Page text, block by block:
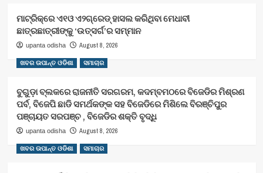
ମାଟ୍ରିକ୍‌ରେ ଏ୧ଓ ଏ୨ଗ୍ରେଡ୍‌ ହାସଲ କରିଥିବା ମେଧାବୀ
ଛାତ୍ରଛାତ୍ରୀଙ୍କୁ ‘ଉତ୍ସର୍ଗ’ର ସମ୍ମାନ
upanta odisha August 8, 2026
ଖବର ଉପାନ୍ତ ଓଡିଶା ସମାଚାର
ବୁଗୁଡ଼ା ବ୍ଲକରେ ରାଜନୀତି ସରଗରମ, କଦମ୍ବମଠରେ ବିଜେଡିର ମିଶ୍ରଣ
ପର୍ବ, ବିଜେପି ଛାଡି ସମର୍ଥକଙ୍କ ସହ ବିଜେଡିରେ ମିଶିଲେ ବିରଞ୍ଚିପୁର
ପଞ୍ଚାୟତ ସରପଞ୍ଚ , ବିଜେଡିର ଶକ୍ତି ବୃଦ୍ଧି
upanta odisha August 8, 2026
ଖବର ଉପାନ୍ତ ଓଡିଶା ସମାଚାର